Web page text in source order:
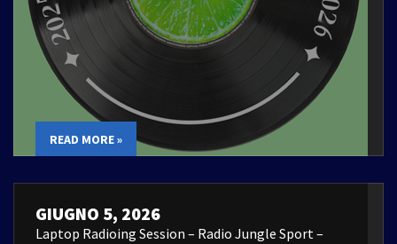
READ MORE »
GIUGNO 5, 2026
Laptop Radioing Session – Radio Jungle Sport –